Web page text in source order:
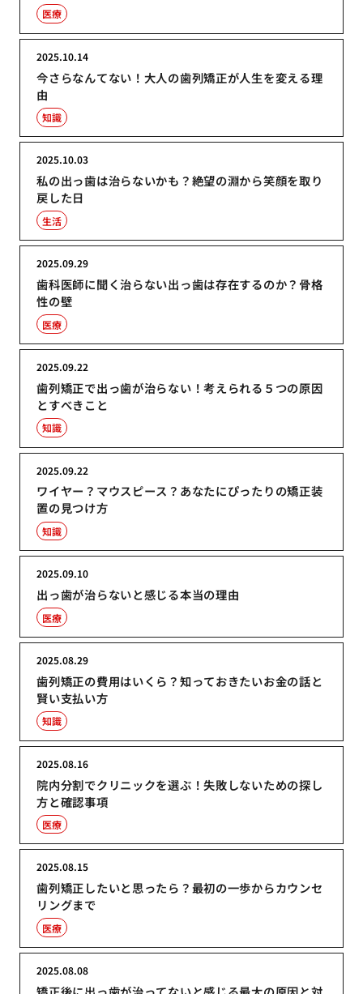
医療
今さらなんてない！大人の歯列矯正が人生を変える理
由
2025.10.14
知識
私の出っ歯は治らないかも？絶望の淵から笑顔を取り
戻した日
2025.10.03
生活
歯科医師に聞く治らない出っ歯は存在するのか？骨格
性の壁
2025.09.29
医療
歯列矯正で出っ歯が治らない！考えられる５つの原因
とすべきこと
2025.09.22
知識
ワイヤー？マウスピース？あなたにぴったりの矯正装
置の見つけ方
2025.09.22
知識
出っ歯が治らないと感じる本当の理由
2025.09.10
医療
歯列矯正の費用はいくら？知っておきたいお金の話と
賢い支払い方
2025.08.29
知識
院内分割でクリニックを選ぶ！失敗しないための探し
方と確認事項
2025.08.16
医療
歯列矯正したいと思ったら？最初の一歩からカウンセ
リングまで
2025.08.15
医療
2025.08.08